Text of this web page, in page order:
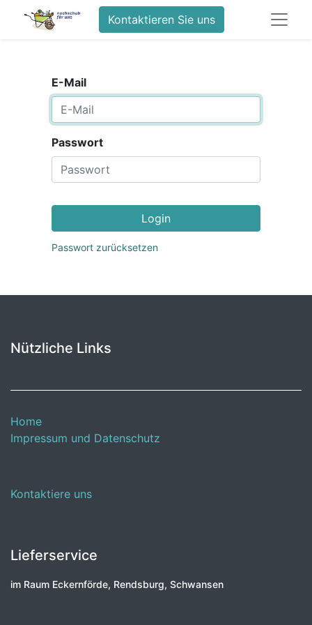
Kontaktieren Sie uns
E-Mail
Passwort
Login
Passwort zurücksetzen
Nützliche Links
Home
Impressum und Datenschutz
Kontaktiere uns
Lieferservice
im Raum Eckernförde, Rendsburg, Schwansen